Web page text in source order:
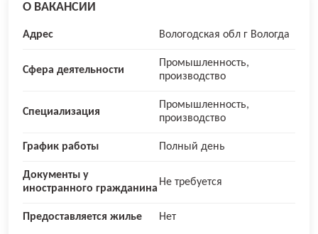
О ВАКАНСИИ
Адрес Вологодская обл г Вологда
Сфера деятельности
Промышленность,
производство
Специализация
Промышленность,
производство
График работы Полный день
Документы у
иностранного гражданина
Не требуется
Предоставляется жилье Нет